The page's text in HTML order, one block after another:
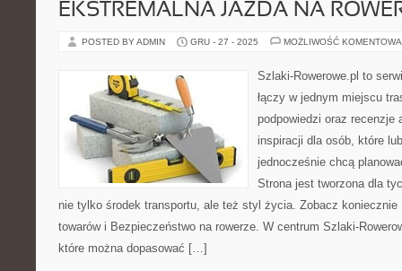
EKSTREMALNA JAZDA NA
POSTED BY ADMIN GRU - 27 - 2025 MOŻLIWOŚĆ
Szlaki-Rowerowe.pl to
łączy w jednym miejscu
podpowiedzi oraz recenzje
inspiracji dla osób, które
jednocześnie chcą
Strona jest tworzona dla
nie tylko środek transportu, ale też styl życia. Zobacz koniecznie
towarów i Bezpieczeństwo na rowerze. W centrum Szlaki-
które można dopasować […]